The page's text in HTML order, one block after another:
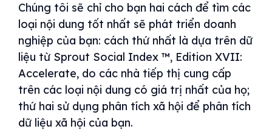
Chúng tôi sẽ chỉ cho bạn hai cách để tìm các
loại nội dung tốt nhất sẽ phát triển doanh
nghiệp của bạn: cách thứ nhất là dựa trên dữ
liệu từ Sprout Social Index ™, Edition XVII:
Accelerate, do các nhà tiếp thị cung cấp
trên các loại nội dung có giá trị nhất của họ;
thứ hai sử dụng phân tích xã hội để phân tích
dữ liệu xã hội của bạn.